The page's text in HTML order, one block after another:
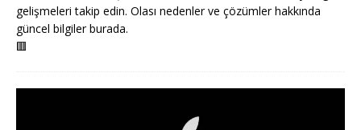
gelişmeleri takip edin. Olası nedenler ve çözümler hakkında
güncel bilgiler burada.
🟥